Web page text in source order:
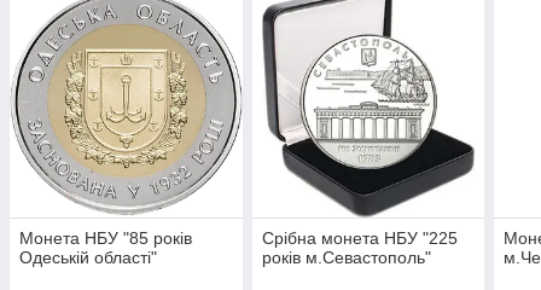
Монета НБУ "85 років
Одеській області"
Срібна монета НБУ "225
років м.Севастополь"